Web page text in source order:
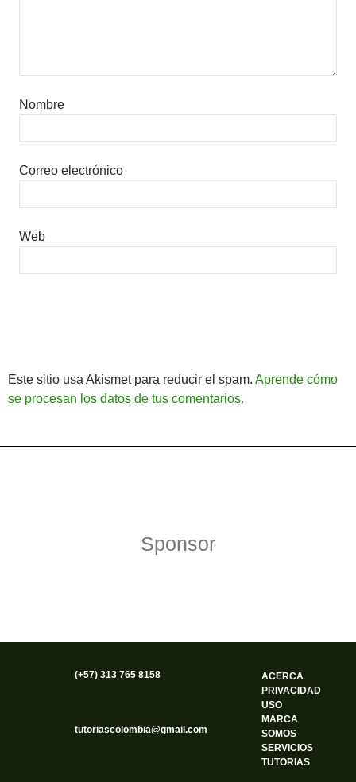
Nombre
Correo electrónico
Web
Este sitio usa Akismet para reducir el spam. Aprende cómo
se procesan los datos de tus comentarios.
Sponsor
(+57) 313 765 8158
tutoriascolombia@gmail.com
ACERCA
PRIVACIDAD
USO
MARCA
SOMOS
SERVICIOS
TUTORIAS